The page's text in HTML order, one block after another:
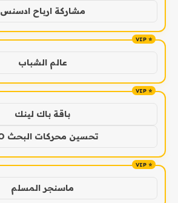
مشاركة ارباح ادسنس
عالم الشباب
باقة باك لينك
تحسين محركات البحث SEO
ماسنجر المسلم